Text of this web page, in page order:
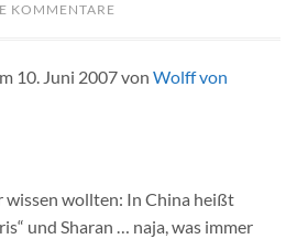
KOMMENTARE
10. Juni 2007 von Wolff von
wissen wollten: In China heißt
und Sharan … naja, was immer